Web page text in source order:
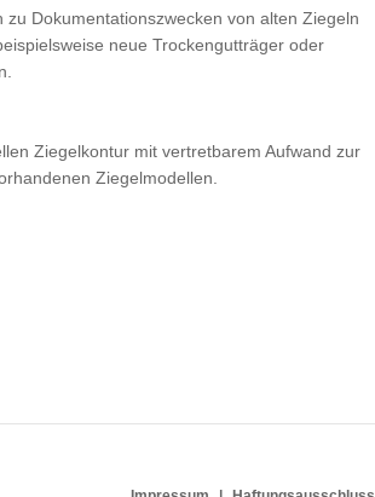
Dokumentationszwecken von alten Ziegeln
neue Trockengutträger oder
Ziegelkontur mit vertretbarem Aufwand zur
Ziegelmodellen.